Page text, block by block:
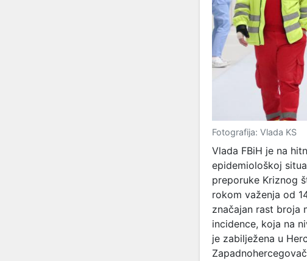
Fotografija: Vlada KS
Vlada FBiH je na
epidemiološkoj
preporuke Kriznog
rokom važenja od
značajan rast broja
incidence, koja na
je zabilježena u